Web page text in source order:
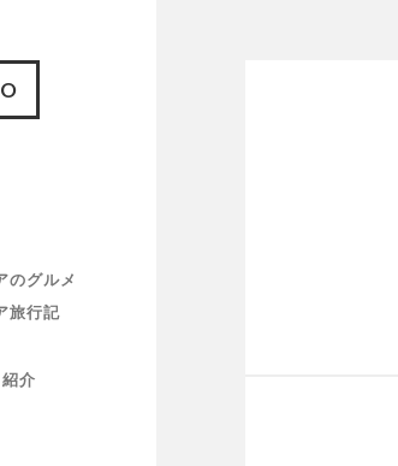
のグルメ
旅行記
介